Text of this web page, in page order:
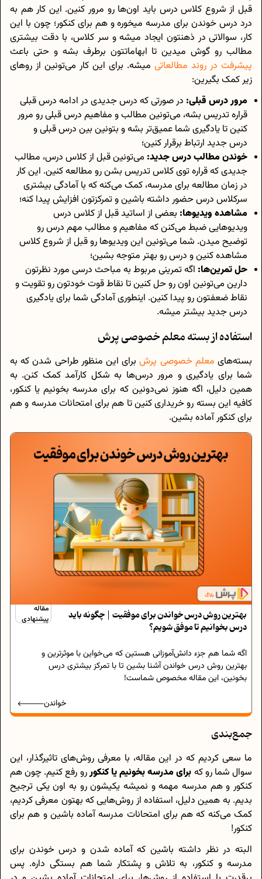
قبل از شروع کلاس درس باید اون‌ها رو مرور کنین. این کار هم به
درد درس خوندن برای مدرسه میخوره و هم برای کنکور؛ چون با این
کار، سوالاتی در ذهنتون ایجاد میشه و سر کلاس، با دقت بیشتری
مطالب رو گوش میدین تا ابهاماتتون برطرف بشه و حتی باعث
پیشرفت در روند مطالعاتی‌ میشه. برای این کار می‌تونین از رو‌های
زیر کمک بگیرین:
مرور درس قبلی: در صورتی که درس جدیدی در ادامه درس قبلی
قراره تدریس بشه، می‌تونین مطالب و مفاهیم درس قبلی رو مرور
کنین تا یادگیری شما عمیق‌تر بشه و بتونین بین درس قبلی و
درس جدید ارتباط برقرار کنین؛
خوندن مطالب درس جدید: می‌تونین قبل از کلاس درس، مطالب
جدیدی که قراره توی کلاس تدریس بشن رو مطالعه کنین. این کار
در زمان مطالعه برای مدرسه، کمک می‌کنه که با آمادگی بیشتری
سرکلاس درس حضور داشته باشین و تمرکزتون افزایش پیدا کنه؛
مشاهده ویدیوها: بعضی از اساتید قبل از کلاس درس
ویدیوهایی ضبط می‌کنن که مفاهیم و مطالب مهم درس رو
توضیح میدن. شما می‌تونین این ویدیوها رو قبل از شروع کلاس
مشاهده کنین و درس رو بهتر متوجه بشین؛
حل تمرین‌ها: اگه تمرینی مربوط به مباحث درسی مورد نظرتون
دارین می‌تونین اون رو حل کنین تا نقاط قوت خودتون رو تقویت و
نقاط ضعفتون رو پیدا کنین. اینطوری آمادگی شما برای یادگیری
درس جدید بیشتر میشه.
استفاده از بسته معلم خصوصی پرش
بسته‌های معلم خصوصی پرشبرای این منظور طراحی شدن که به
شما برای یادگیری و مرور درس‌ها به شکل کارآمد کمک کنن. به
همین دلیل، اگه هنوز نمی‌دونین که برای مدرسه بخونیم یا کنکور،
کافیه این بسته رو خریداری کنین تا هم برای امتحانات مدرسه و هم
برای کنکور آماده بشین.
مقاله
پیشنهادی
بهترین روش درس خواندن برای موفقیت | چگونه باید
درس بخوانیم تا موفق شویم؟
اگه شما هم جزء دانش‌آموزانی هستین که می‌خواین با موثرترین و
بهترین روش درس خواندن آشنا بشین تا با تمرکز بیشتری درس
بخونین، این مقاله مخصوص شماست!
خواندن
جمع‌بندی
ما سعی کردیم که در این مقاله، با معرفی روش‌های تاثیرگذار، این
سوال شما رو که برای مدرسه بخونیم یا کنکوررو رفع کنیم. چون هم
کنکور و هم مدرسه مهمه و نمیشه یکیشون رو به اون یکی ترجیح
بدیم. به همین دلیل، استفاده از روش‌هایی که بهتون معرفی کردیم،
کمک می‌کنه که هم برای امتحانات مدرسه آماده باشین و هم برای
کنکور!
البته در نظر داشته باشین که آماده شدن و درس خوندن برای
مدرسه و کنکور، به تلاش و پشتکار شما هم بستگی داره. پس